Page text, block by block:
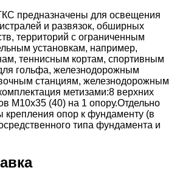
предназначены для освещения
и развязок, обширных
территорий с ограниченным
установкам, например,
теннисным кортам, спортивным
гольфа, железнодорожным
станциям, железнодорожным
метизами:8 верхних
М10х35 (40) на 1 опору.Отдельно
крепления опор к фундаменту (в
типа фундамента и